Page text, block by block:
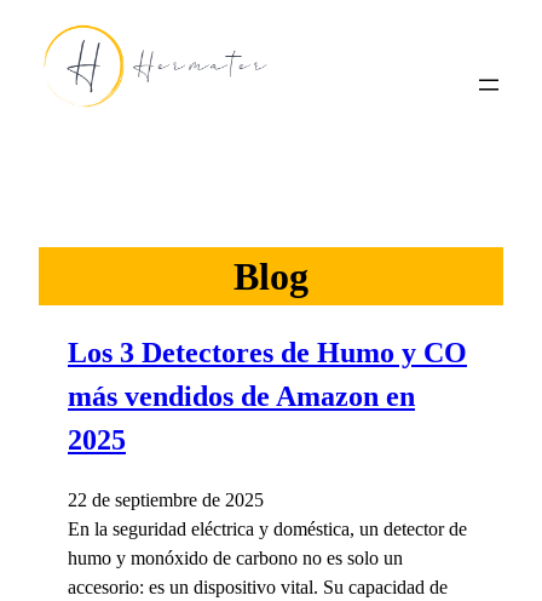
Blog
Los 3 Detectores de Humo y CO
más vendidos de Amazon en
2025
22 de septiembre de 2025
En la seguridad eléctrica y doméstica, un detector de
humo y monóxido de carbono no es solo un
accesorio: es un dispositivo vital. Su capacidad de